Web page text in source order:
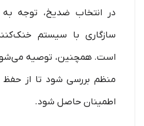
سازگاری با سیستم
منظم بررسی شود تا از
اطمینان حاصل شود.